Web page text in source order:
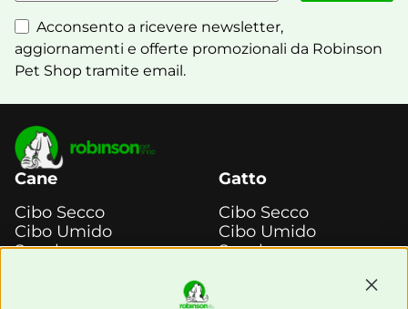
Acconsento a ricevere newsletter,
aggiornamenti e offerte promozionali da Robinson
Pet Shop tramite email.
Cane
Cibo Secco
Cibo Umido
Snack e
Gatto
Cibo Secco
Cibo Umido
Snack e